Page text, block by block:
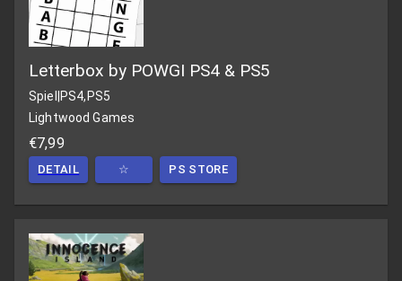
Letterbox by POWGI PS4 & PS5
Spiel|PS4,PS5
Lightwood Games
€7,99
DETAIL ☆ PS STORE